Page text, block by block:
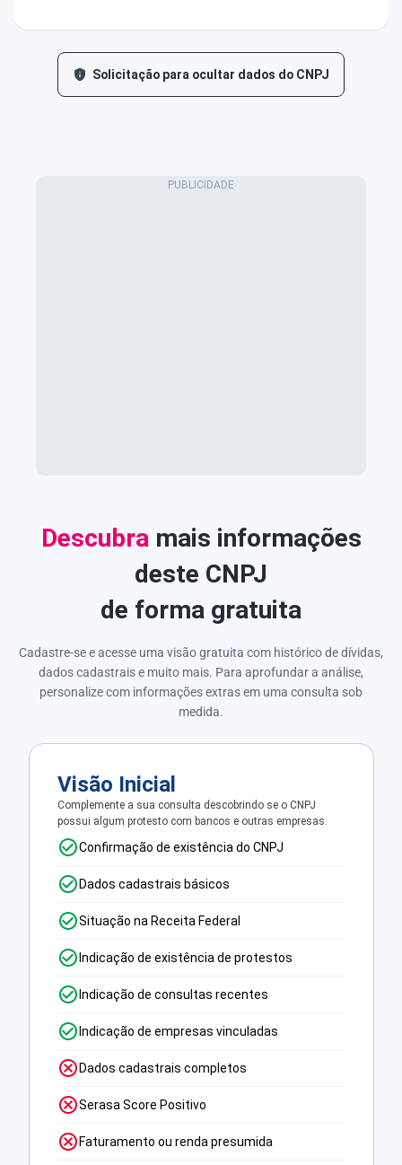
Solicitação para ocultar dados do CNPJ
Descubra mais informações
deste CNPJ
de forma gratuita
Cadastre-se e acesse uma visão gratuita com histórico de dívidas,
dados cadastrais e muito mais. Para aprofundar a análise,
personalize com informações extras em uma consulta sob
medida.
Visão Inicial
Complemente a sua consulta descobrindo se o CNPJ
possui algum protesto com bancos e outras empresas.
Confirmação de existência do CNPJ
Dados cadastrais básicos
Situação na Receita Federal
Indicação de existência de protestos
Indicação de consultas recentes
Indicação de empresas vinculadas
Dados cadastrais completos
Serasa Score Positivo
Faturamento ou renda presumida